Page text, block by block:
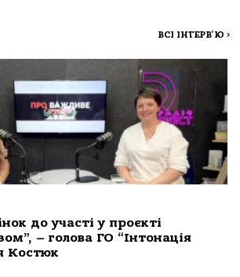
ВСІ ІНТЕРВ'Ю >
до участі у проєкті
– голова ГО “Інтонація
Костюк